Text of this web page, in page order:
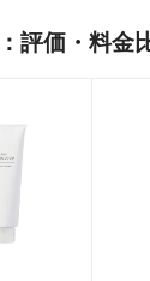
評価・料金